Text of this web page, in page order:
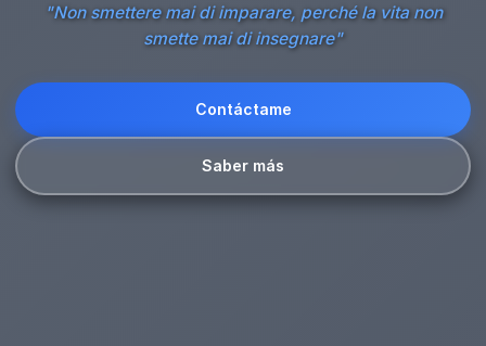
"Non smettere mai di imparare, perché la vita non
smette mai di insegnare"
Contáctame
Saber más